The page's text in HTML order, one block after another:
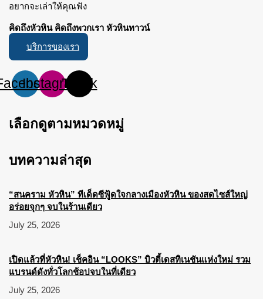
อยากจะเล่าให้คุณฟัง
คิดถึงหัวหิน คิดถึงพวกเรา หัวหินทาวน์
บริการของเรา
InstagramTiktok
เลือกดูตามหมวดหมู่
บทความล่าสุด
“สนคราม หัวหิน” ทีเด็ดซีฟู้ดใจกลางเมืองหัวหิน ของสดไซส์ใหญ่
อร่อยจุกๆ จบในร้านเดียว
July 25, 2026
เปิดแล้วที่หัวหิน! เช็คอิน “LOOKS” บิวตี้เดสทิเนชันแห่งใหม่ รวม
แบรนด์ดังทั่วโลกช้อปจบในที่เดียว
July 25, 2026